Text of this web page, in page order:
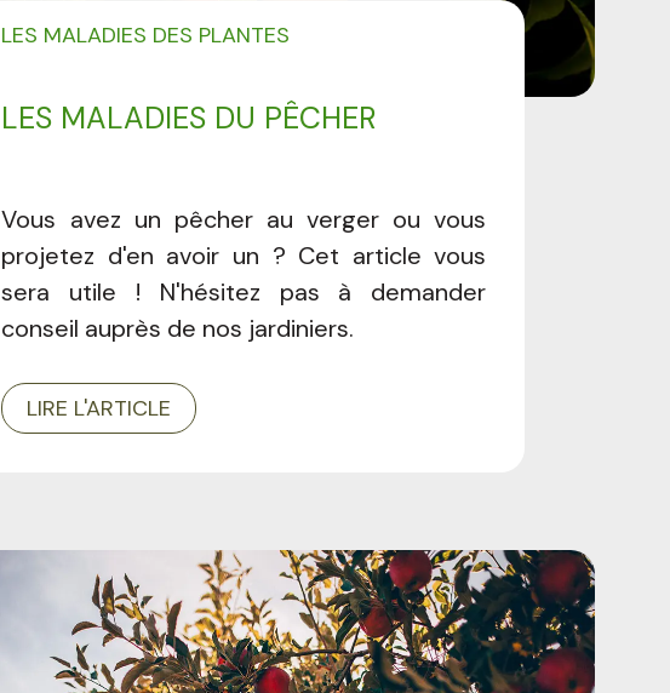
LES MALADIES DU PÊCHER
LES MALADIES DES PLANTES
Vous avez un pêcher au verger ou vous
projetez d'en avoir un ? Cet article vous
sera utile ! N'hésitez pas à demander
conseil auprès de nos jardiniers.
LIRE L'ARTICLE